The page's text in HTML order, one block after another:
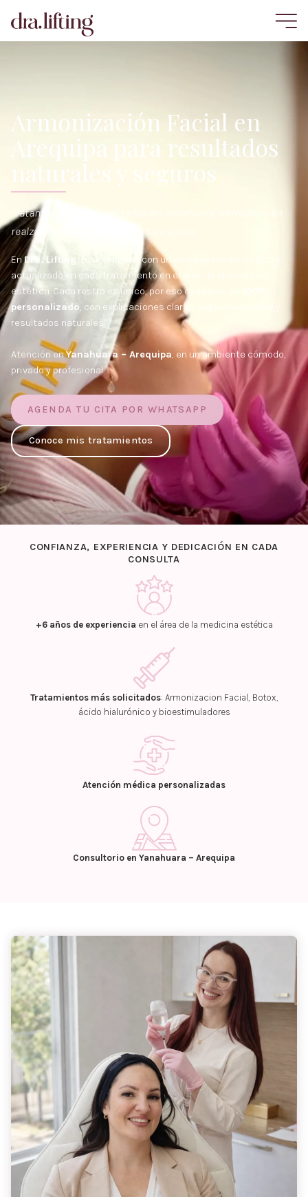
Armonización Facial en
Arequipa para resultados
naturales y seguros
Tratamientos personalizados en Yanahuara, enfocados en
realzar tu belleza sin perder tu esencia
EnDra. Lifting , te acompaño con un enfoque médico, ético y
actualizado en cada tratamiento en el área de la medicina
estética. Cada rostro es único, por eso cada plan es
100%
personalizado, con explicaciones claras, seguimiento real y
resultados naturales.
Atención enYanahuara – Arequipa, en un ambiente cómodo,
privado y profesional.
AGENDA TU CITA POR WHATSAPP
Conoce mis tratamientos
CONFIANZA, EXPERIENCIA Y DEDICACIÓN EN CADA
CONSULTA
+6 años de experiencia en el área de la medicina estética
Tratamientos más solicitados: Armonizacion Facial, Botox,
ácido hialurónico y bioestimuladores
Atención médica personalizadas
Consultorio en Yanahuara – Arequipa